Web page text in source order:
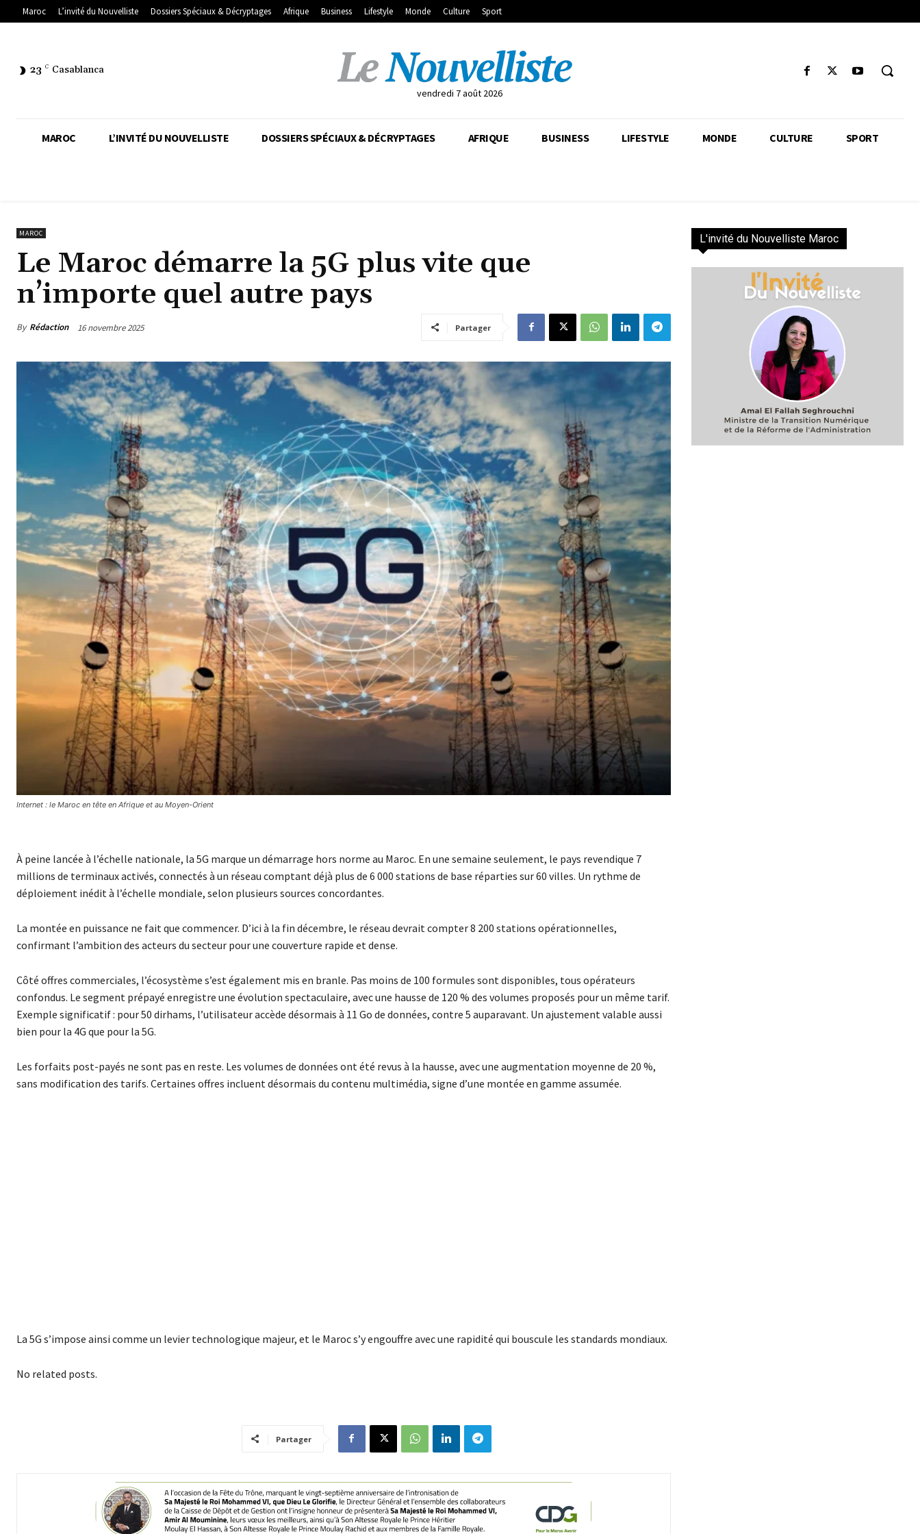
Maroc L’invité du Nouvelliste Dossiers Spéciaux & Décryptages Afrique Business Lifestyle Monde Culture Sport
23 C Casablanca
vendredi 7 août 2026
MAROC L’INVITÉ DU NOUVELLISTE DOSSIERS SPÉCIAUX & DÉCRYPTAGES AFRIQUE BUSINESS LIFESTYLE MONDE CULTURE SPORT
MAROC
Le Maroc démarre la 5G plus vite que
n’importe quel autre pays
By Rédaction 16 novembre 2025 Partager
Internet : le Maroc en tête en Afrique et au Moyen-Orient
À peine lancée à l’échelle nationale, la 5G marque un démarrage hors norme au Maroc. En une semaine seulement, le pays revendique 7
millions de terminaux activés, connectés à un réseau comptant déjà plus de 6 000 stations de base réparties sur 60 villes. Un rythme de
déploiement inédit à l’échelle mondiale, selon plusieurs sources concordantes.
La montée en puissance ne fait que commencer. D’ici à la fin décembre, le réseau devrait compter 8 200 stations opérationnelles,
confirmant l’ambition des acteurs du secteur pour une couverture rapide et dense.
Côté offres commerciales, l’écosystème s’est également mis en branle. Pas moins de 100 formules sont disponibles, tous opérateurs
confondus. Le segment prépayé enregistre une évolution spectaculaire, avec une hausse de 120 % des volumes proposés pour un même tarif.
Exemple significatif : pour 50 dirhams, l’utilisateur accède désormais à 11 Go de données, contre 5 auparavant. Un ajustement valable aussi
bien pour la 4G que pour la 5G.
Les forfaits post-payés ne sont pas en reste. Les volumes de données ont été revus à la hausse, avec une augmentation moyenne de 20 %,
sans modification des tarifs. Certaines offres incluent désormais du contenu multimédia, signe d’une montée en gamme assumée.
La 5G s’impose ainsi comme un levier technologique majeur, et le Maroc s’y engouffre avec une rapidité qui bouscule les standards mondiaux.
No related posts.
Partager
L'invité du Nouvelliste Maroc